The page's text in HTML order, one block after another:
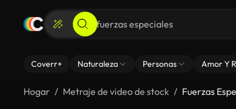
Coverr+ Naturaleza Personas Amor Y
Hogar Metraje de video de stock Fuerzas